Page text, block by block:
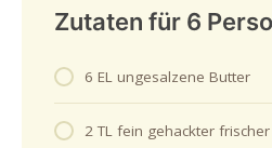
Zutaten für 6
6 EL ungesalzene Butter
2 TL fein gehackter